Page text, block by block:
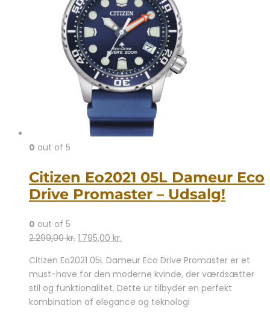
0 out of 5
Citizen Eo2021 05L Dameur Eco
Drive Promaster – Udsalg!
0 out of 5
2.299,00kr. Den
pris
var:
2.299,00 kr..
1.795,00 kr.
pris
er:
1.795,00 kr..
Citizen Eo2021 05L Dameur Eco Drive Promaster er et
must-have for den moderne kvinde, der værdsætter
stil og funktionalitet. Dette ur tilbyder en perfekt
kombination af elegance og teknologi